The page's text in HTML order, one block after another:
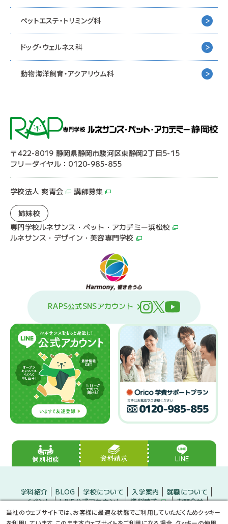
ペットエステ・トリミング科
ドッグ・ウェルネス科
動物海洋飼育・アクアリウム科
〒422-8019 静岡県静岡市駿河区東静岡2丁目5-15
フリーダイヤル：0120-985-855
学校法人 爽青会 講師募集
姉妹校
専門学校ルネサンス・ペット・アカデミー浜松校
ルネサンス・デザイン・美容専門学校
RAPS公式SNSアカウント
個別相談 資料請求 LINE
学科紹介 BLOG 学校について 入学案内
就職について
イベント
LINE公式アカウント 資料請求
お問合せ
入学をお考えの方
保護者の方
企業の方
小・中学生のみなさんへ
プライバシーポリシー サイトマップ
当社のウェブサイトでは、お客様に最適な状態でご利用していただくためクッキー